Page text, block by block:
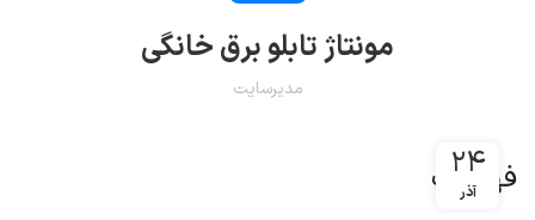
مونتاژ تابلو برق خانگی
مدیرسایت
۲۴
آذر
فهرست